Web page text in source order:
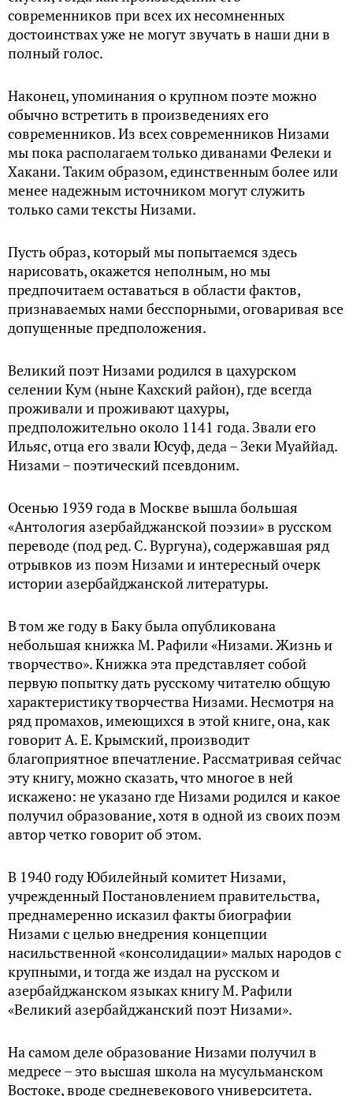
современников при всех их несомненных
достоинствах уже не могут звучать в наши дни в
полный голос.
Наконец, упоминания о крупном поэте можно
обычно встретить в произведениях его
современников. Из всех современников Низами
мы пока располагаем только диванами Фелеки и
Хакани. Таким образом, единственным более или
менее надежным источником могут служить
только сами тексты Низами.
Пусть образ, который мы попытаемся здесь
нарисовать, окажется неполным, но мы
предпочитаем оставаться в области фактов,
признаваемых нами бесспорными, оговаривая все
допущенные предположения.
Великий поэт Низами родился в цахурском
селении Кум (ныне Кахский район), где всегда
проживали и проживают цахуры,
предположительно около 1141 года. Звали его
Ильяс, отца его звали Юсуф, деда – Зеки Муаййад.
Низами – поэтический псевдоним.
Осенью 1939 года в Москве вышла большая
«Антология азербайджанской поэзии» в русском
переводе (под ред. С. Вургуна), содержавшая ряд
отрывков из поэм Низами и интересный очерк
истории азербайджанской литературы.
В том же году в Баку была опубликована
небольшая книжка М. Рафили «Низами. Жизнь и
творчество». Книжка эта представляет собой
первую попытку дать русскому читателю общую
характеристику творчества Низами. Несмотря на
ряд промахов, имеющихся в этой книге, она, как
говорит А. Е. Крымский, производит
благоприятное впечатление. Рассматривая сейчас
эту книгу, можно сказать, что многое в ней
искажено: не указано где Низами родился и какое
получил образование, хотя в одной из своих поэм
автор четко говорит об этом.
В 1940 году Юбилейный комитет Низами,
учрежденный Постановлением правительства,
преднамеренно исказил факты биографии
Низами с целью внедрения концепции
насильственной «консолидации» малых народов с
крупными, и тогда же издал на русском и
азербайджанском языках книгу М. Рафили
«Великий азербайджанский поэт Низами».
На самом деле образование Низами получил в
медресе – это высшая школа на мусульманском
Востоке, вроде средневекового университета.